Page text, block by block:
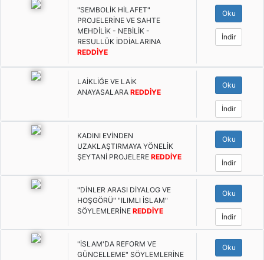
"SEMBOLİK HİLAFET"
PROJELERİNE VE SAHTE
MEHDİLİK - NEBİLİK -
RESULLÜK İDDİALARINA
REDDİYE
Oku
İndir
LAİKLİĞE VE LAİK
ANAYASALARA REDDİYE
Oku
İndir
KADINI EVİNDEN
UZAKLAŞTIRMAYA YÖNELİK
ŞEYTANİ PROJELERE REDDİYE
Oku
İndir
"DİNLER ARASI DİYALOG VE
HOŞGÖRÜ" "ILIMLI İSLAM"
SÖYLEMLERİNE REDDİYE
Oku
İndir
"İSLAM'DA REFORM VE
GÜNCELLEME" SÖYLEMLERİNE
Oku